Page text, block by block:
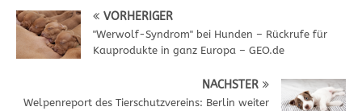
VORHERIGER
"Werwolf-Syndrom" bei Hunden – Rückrufe für
Kauprodukte in ganz Europa – GEO.de
NÄCHSTER
Welpenreport des Tierschutzvereins: Berlin weiter